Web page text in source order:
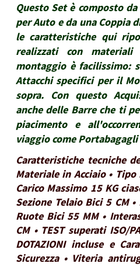
Questo Set è composto
per Auto e da una Coppia
le caratteristiche qui
realizzati con
montaggio è facilissimo:
Attacchi specifici per il
sopra. Con questo
anche delle Barre che ti
piacimento e
viaggio come
Caratteristiche tecniche
Materiale in Acciaio • Tipo
Carico Massimo 15 KG
Sezione Telaio Bici 5 CM
Ruote Bici 55 MM •
CM • TEST superati ISO/
DOTAZIONI incluse e
Sicurezza • Viteria